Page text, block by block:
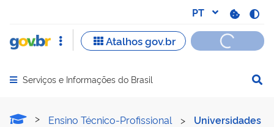
Abrir menu principal de navegação
Serviços e Informações do Brasil
Matricular-se em em
Ensino Técnico-Profissional >
Universidades